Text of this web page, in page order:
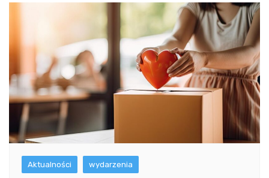
Aktualności wydarzenia